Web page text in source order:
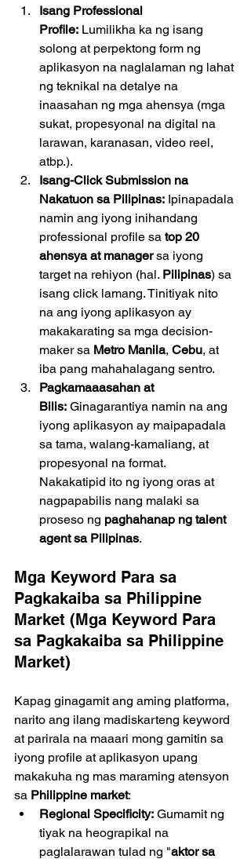
Isang Professional
Profile: Lumilikha ka ng isang
solong at perpektong form ng
aplikasyon na naglalaman ng lahat
ng teknikal na detalye na
inaasahan ng mga ahensya (mga
sukat, propesyonal na digital na
larawan, karanasan, video reel,
atbp.).
Isang-Click Submission na
Nakatuon sa Pilipinas: Ipinapadala
namin ang iyong inihandang
professional profile sa top 20
ahensya at manager sa iyong
target na rehiyon (hal. Pilipinas) sa
isang click lamang. Tinitiyak nito
na ang iyong aplikasyon ay
makakarating sa mga decision-
maker sa Metro Manila, Cebu, at
iba pang mahahalagang sentro.
Pagkamaaasahan at
Bilis: Ginagarantiya namin na ang
iyong aplikasyon ay maipapadala
sa tama, walang-kamaliang, at
propesyonal na format.
Nakakatipid ito ng iyong oras at
nagpapabilis nang malaki sa
proseso ng paghahanap ng talent
agent sa Pilipinas.
Mga Keyword Para sa
Pagkakaiba sa Philippine
Market (Mga Keyword Para
sa Pagkakaiba sa Philippine
Market)
Kapag ginagamit ang aming platforma,
narito ang ilang madiskarteng keyword
at parirala na maaari mong gamitin sa
iyong profile at aplikasyon upang
makakuha ng mas maraming atensyon
sa Philippine market:
Regional Specificity: Gumamit ng
tiyak na heograpikal na
paglalarawan tulad ng "aktor sa